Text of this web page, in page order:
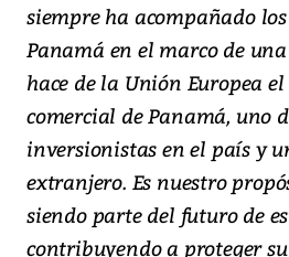
siempre ha acompañado los
Panamá en el marco de
hace de la Unión Europea
comercial de Panamá, uno
inversionistas en el país y
extranjero. Es nuestro
siendo parte del futuro de
contribuyendo a proteger